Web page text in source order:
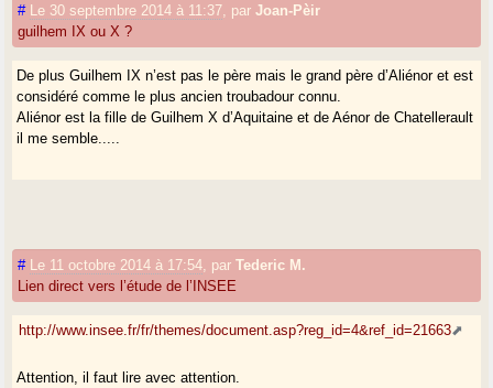
# Le 30 septembre 2014 à 11:37 parJoan-Pèir
guilhem IX ou X ?
De plus Guilhem IX n’est pas le père mais le grand père d’Aliénor et est
considéré comme le plus ancien troubadour connu.
Aliénor est la fille de Guilhem X d’Aquitaine et de Aénor de Chatellerault
il me semble.....
# Le 11 octobre 2014 à 17:54 parTederic M.
Lien direct vers l’étude de l’INSEE
http://www.insee.fr/fr/themes/document.asp?reg_id=4&ref_id=21663
Attention, il faut lire avec attention.